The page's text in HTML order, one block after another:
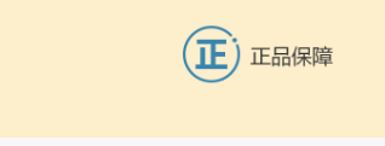
阿拉丁 环己醇 108-93-0
AR,≥98.5 %(GC) 500ml
(NMP) Sta